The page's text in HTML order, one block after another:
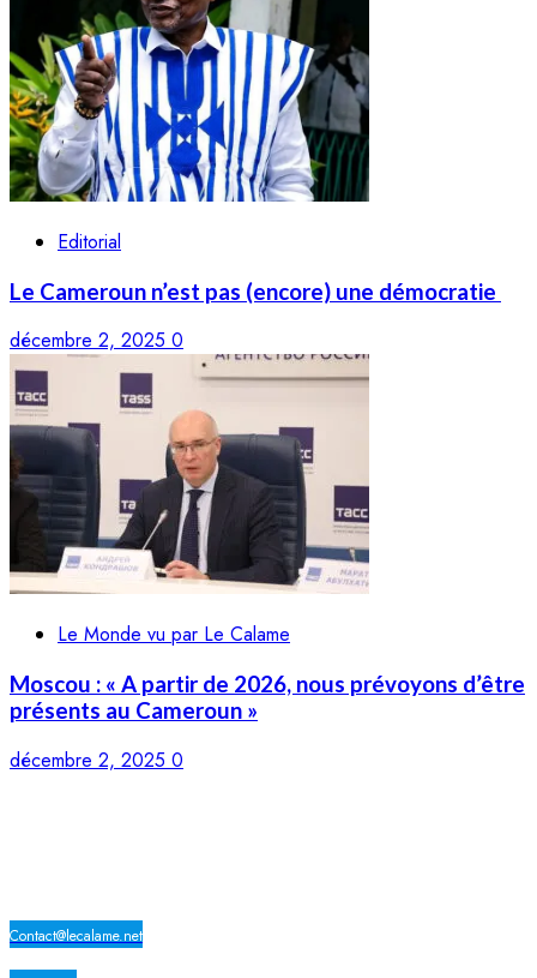
Editorial
Le Cameroun n’est pas (encore) une démocratie
décembre 2, 2025 0
Le Monde vu par Le Calame
Moscou : « A partir de 2026, nous prévoyons d’être
présents au Cameroun »
décembre 2, 2025 0
Contact@lecalame.net